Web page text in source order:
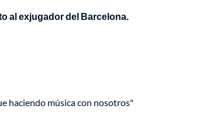
al exjugador del Barcelona.
haciendo música con nosotros"